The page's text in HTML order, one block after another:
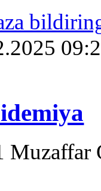
Muzaffar